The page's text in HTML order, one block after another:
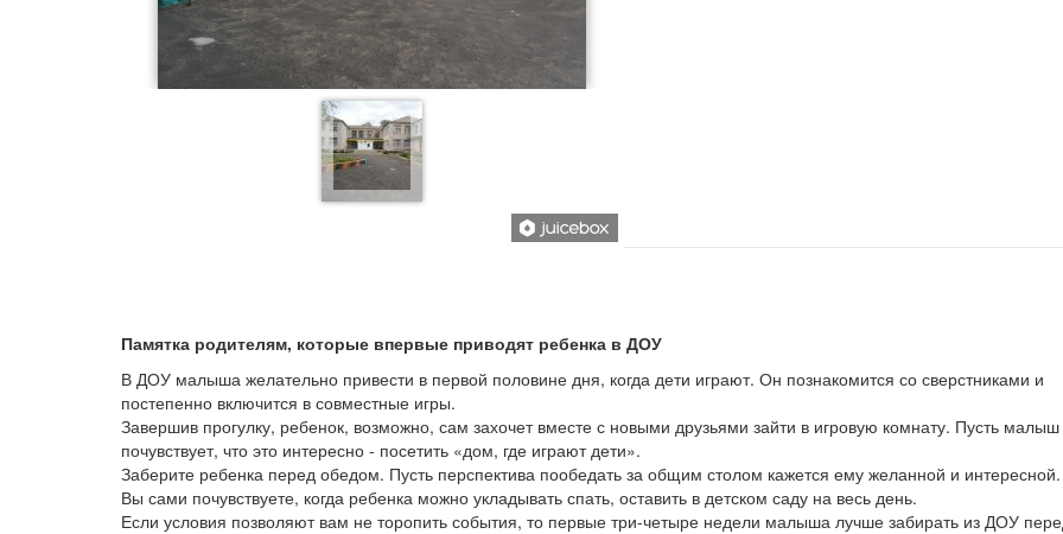
Памятка родителям, которые впервые приводят ребенка в ДОУ
В ДОУ малыша желательно привести в первой половине дня, когда дети играют. Он познакомится со сверстниками и
постепенно включится в совместные игры.
Завершив прогулку, ребенок, возможно, сам захочет вместе с новыми друзьями зайти в игровую комнату. Пусть малыш
почувствует, что это интересно - посетить «дом, где играют дети».
Заберите ребенка перед обедом. Пусть перспектива пообедать за общим столом кажется ему желанной и интересной.
Вы сами почувствуете, когда ребенка можно укладывать спать, оставить в детском саду на весь день.
Если условия позволяют вам не торопить события, то первые три-четыре недели малыша лучше забирать из ДОУ